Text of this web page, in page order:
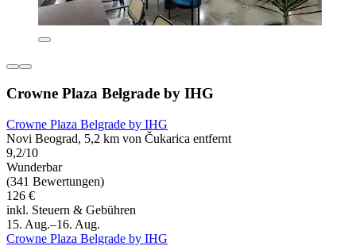
Crowne Plaza Belgrade by IHG
Crowne Plaza Belgrade by IHG
Novi Beograd, 5,2 km von Čukarica entfernt
9,2/10
Wunderbar
(341 Bewertungen)
126 €
inkl. Steuern & Gebühren
15. Aug.–16. Aug.
Crowne Plaza Belgrade by IHG